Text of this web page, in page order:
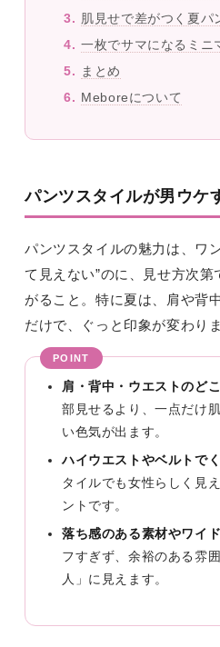
肌見せで差がつく夏パ
一枚でサマになるミニ
まとめ
Meboreについて
パンツスタイルが男ウケ
パンツスタイルの魅力は、ワ
て見えない”のに、見せ方次第
がること。特に夏は、肩や背
だけで、ぐっと印象が変わりま
肩・背中・ウエストのど
部見せるより、一点だけ
い色気が出ます。
ハイウエストやベルトで
タイルでも女性らしく見
ントです。
落ち感のある素材やワイ
フすぎず、余裕のある雰
人」に見えます。